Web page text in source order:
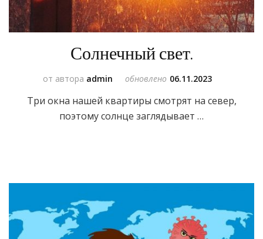
Солнечный свет.
от автора admin обновлено 06.11.2023
Три окна нашей квартиры смотрят на север,
поэтому солнце заглядывает …